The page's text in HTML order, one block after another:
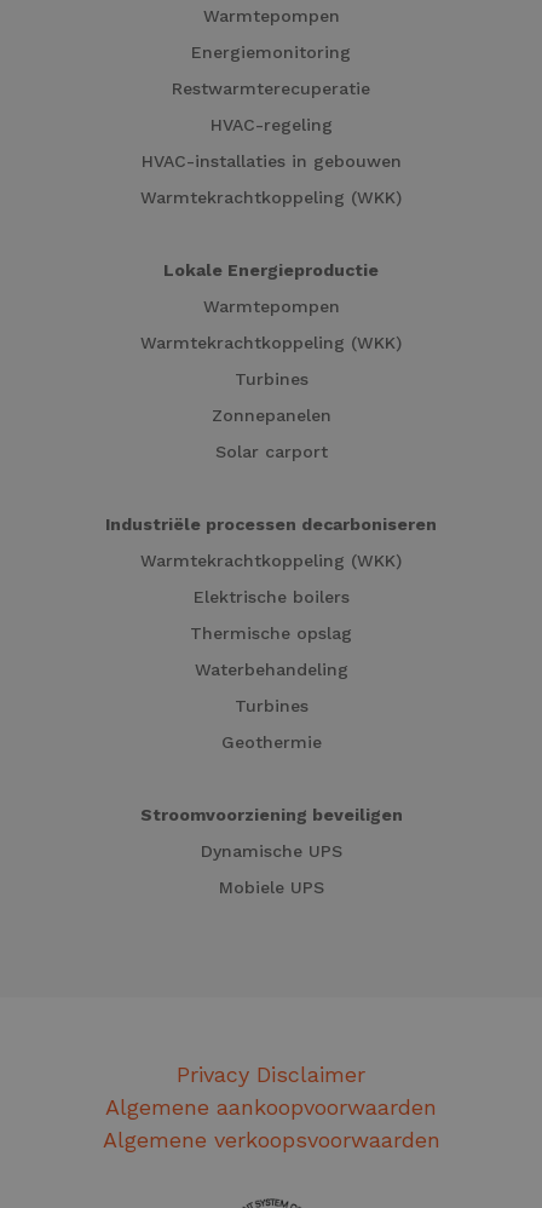
Warmtepompen
Energiemonitoring
Restwarmterecuperatie
HVAC-regeling
HVAC-installaties in gebouwen
Warmtekrachtkoppeling (WKK)
Lokale Energieproductie
Warmtepompen
Warmtekrachtkoppeling (WKK)
Turbines
Zonnepanelen
Solar carport
Industriële processen decarboniseren
Warmtekrachtkoppeling (WKK)
Elektrische boilers
Thermische opslag
Waterbehandeling
Turbines
Geothermie
Stroomvoorziening beveiligen
Dynamische UPS
Mobiele UPS
Privacy Disclaimer
Algemene aankoopvoorwaarden
Algemene verkoopsvoorwaarden